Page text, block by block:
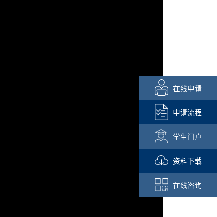
在线申请
申请流程
学生门户
资料下载
在线咨询